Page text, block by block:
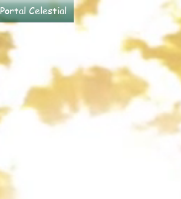
Portal Celestial